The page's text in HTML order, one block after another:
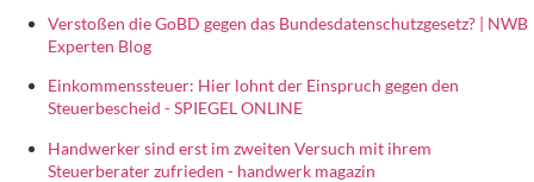
Verstoßen die GoBD gegen das Bundesdatenschutzgesetz? | NWB
Experten Blog
Einkommenssteuer: Hier lohnt der Einspruch gegen den
Steuerbescheid - SPIEGEL ONLINE
Handwerker sind erst im zweiten Versuch mit ihrem
Steuerberater zufrieden - handwerk magazin